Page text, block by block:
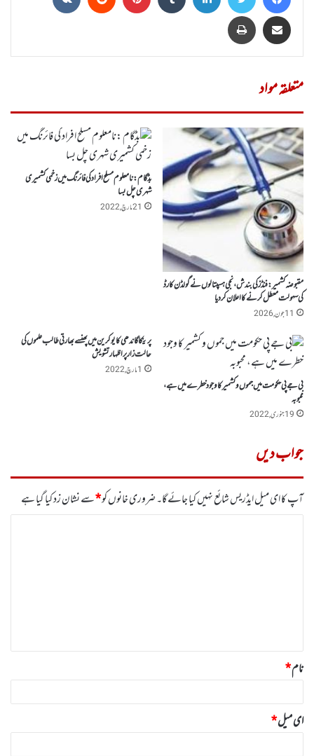
Share via Email پرنٹ
متعلقہ مواد
مقبوضہ کشمیر: فنڈز کی بندش، نجی ہسپتالوں نے گولڈن کارڈ
کی سہولت معطل کرنے کا اعلان کردیا
11 جون, 2026
بڈگام :نامعلوم مسلح افراد کی فائرنگ میں زخمی کشمیری
شہری چل بسا
21 مارچ, 2022
بی جے پی حکومت میں جموں و کشمیر کا وجود خطرے میں ہے،
محبوبہ
19 جنوری, 2022
پرینکا گاندھی کایوکرین میں پھنسے بھارتی طالب علموں کی
حالت زار پر اظہار تشویش
1 مارچ, 2022
جواب دیں
آپ کا ای میل ایڈریس شائع نہیں کیا جائے گا۔ضروری خانوں کو*سے نشان زد کیا گیا ہے
نام*
ای میل*